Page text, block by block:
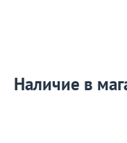
Наличие в